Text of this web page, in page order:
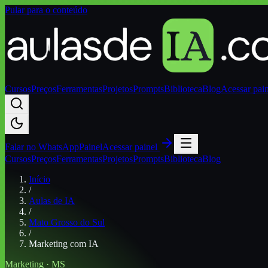
Pular para o conteúdo
CursosPreçosFerramentasProjetosPromptsBibliotecaBlogAcessar
Falar no WhatsAppPainelAcessar painel
CursosPreçosFerramentasProjetosPromptsBibliotecaBlog
Início
/
Aulas de IA
/
Mato Grosso do Sul
/
Marketing com IA
Marketing · MS